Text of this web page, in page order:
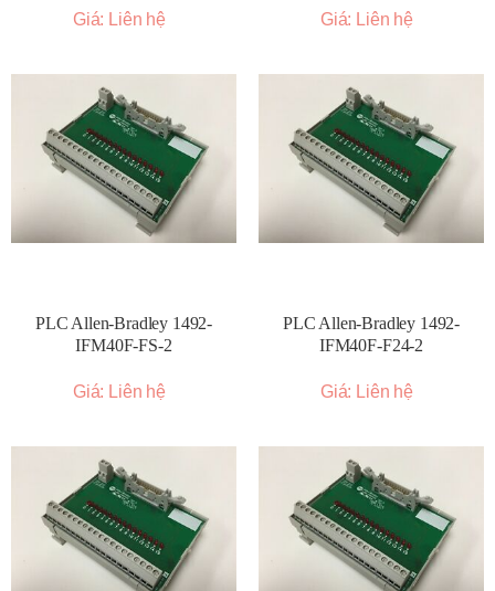
Giá: Liên hệ Giá: Liên hệ
PLC Allen-Bradley 1492-
IFM40F-FS-2
Giá: Liên hệ
PLC Allen-Bradley 1492-
IFM40F-F24-2
Giá: Liên hệ